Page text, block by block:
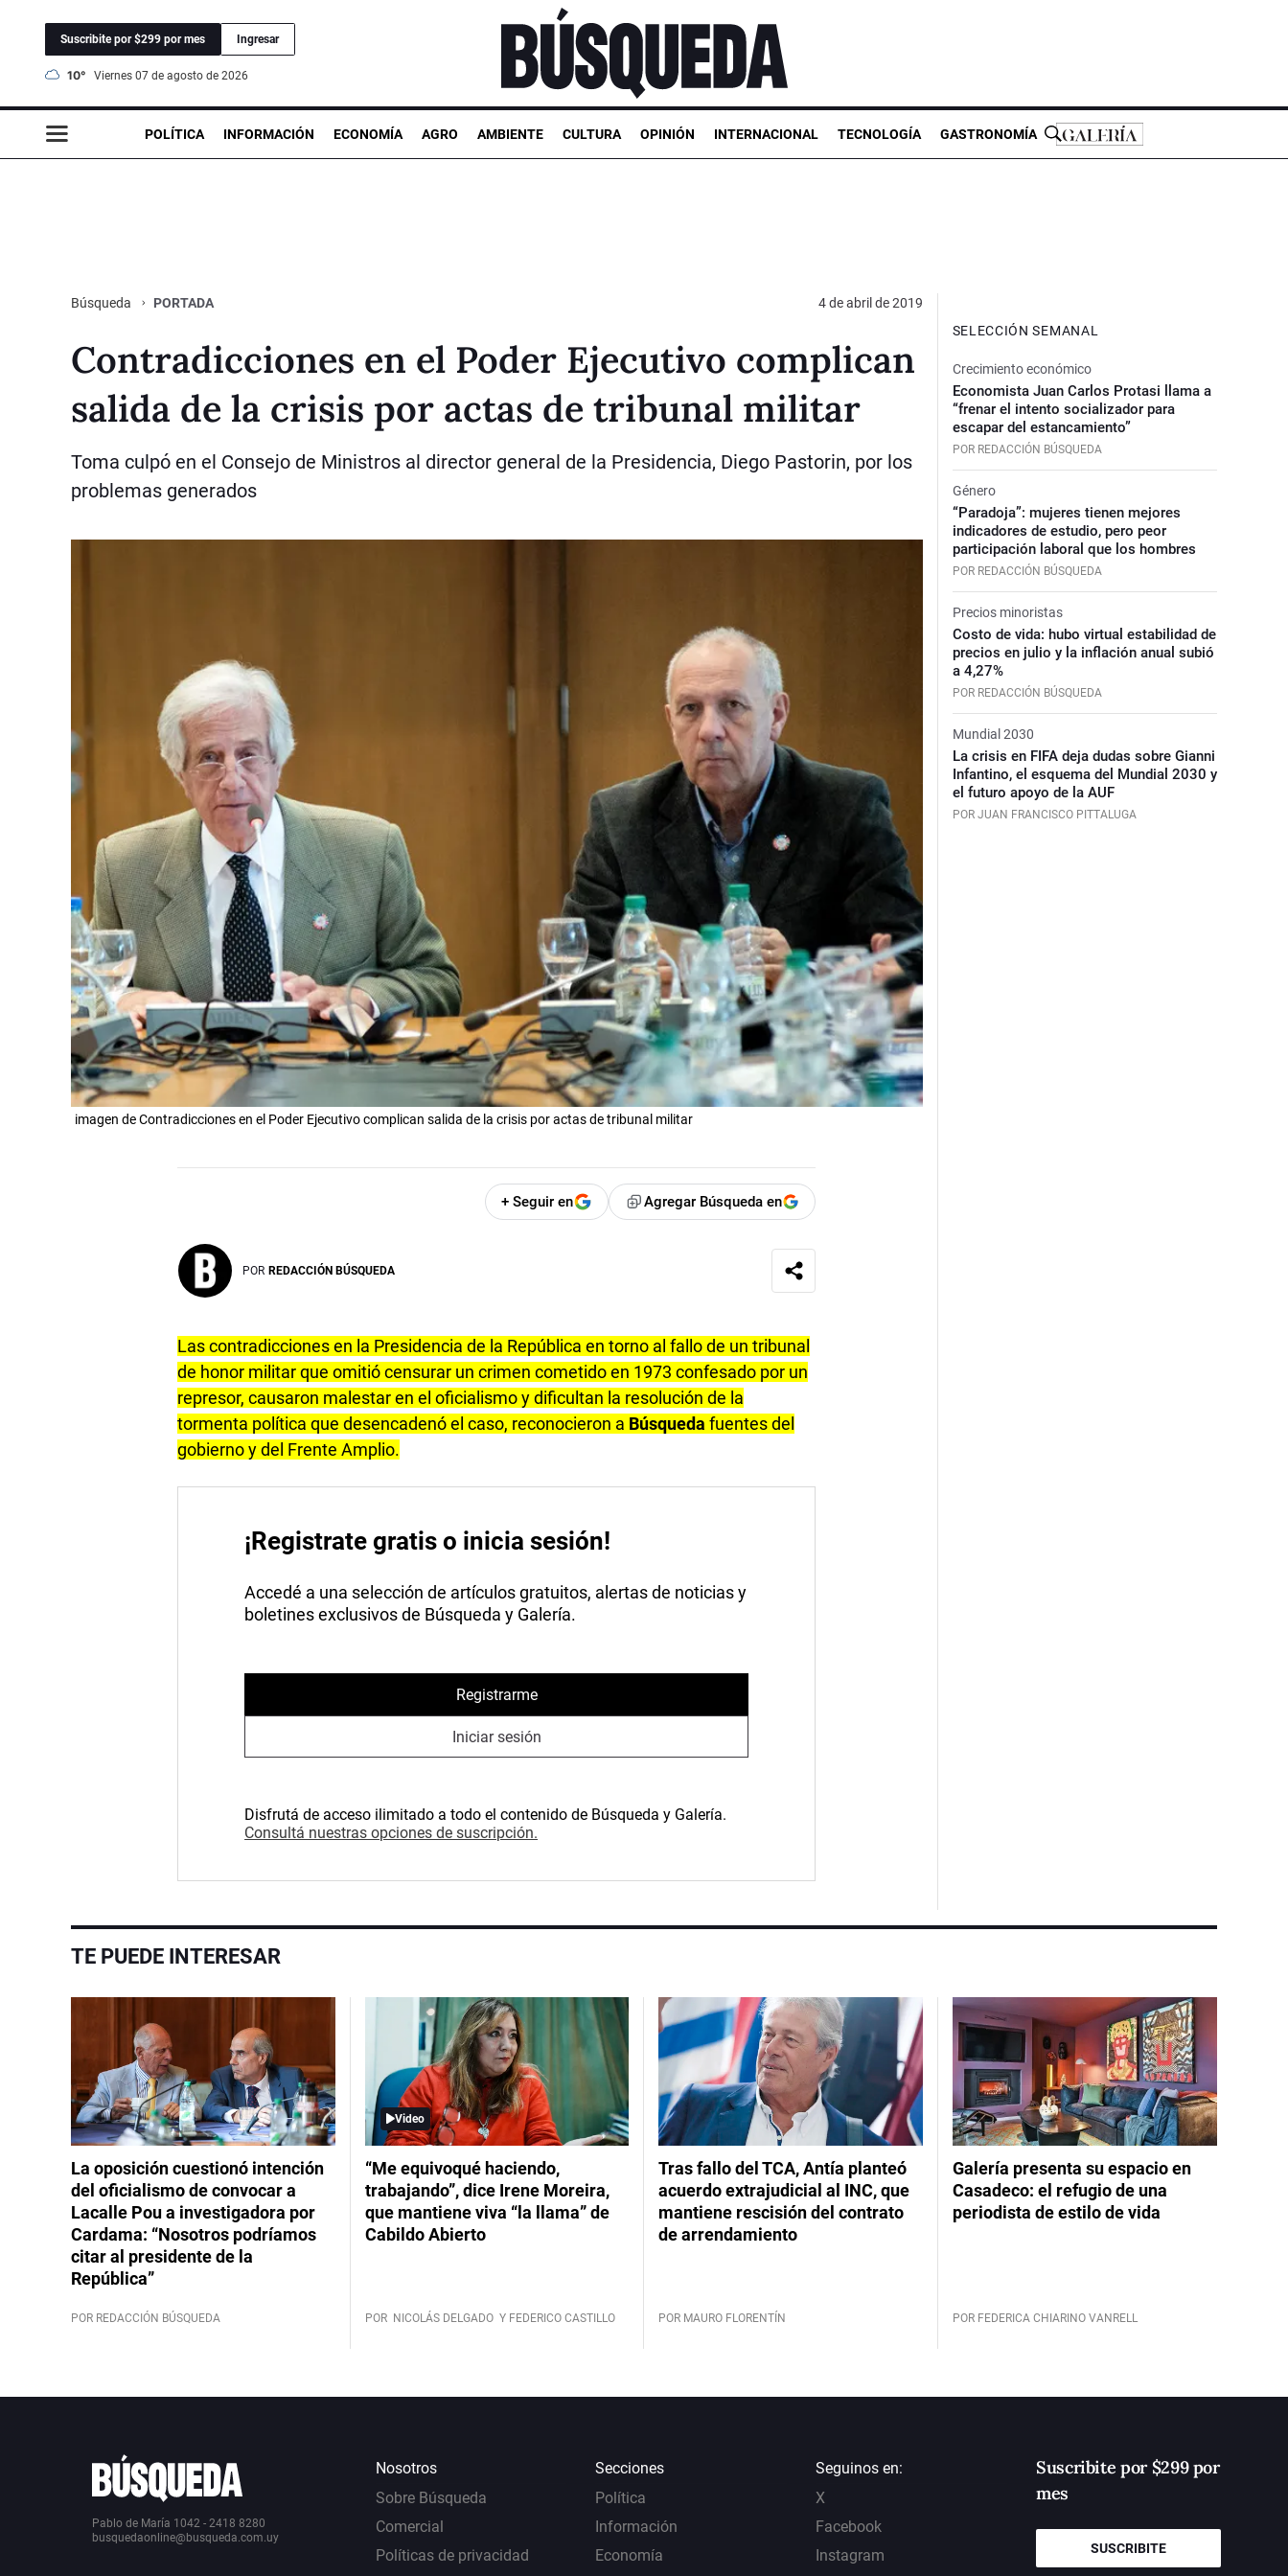
Suscribite por $299 por mes Ingresar
10° viernes 07 de agosto de 2026
POLÍTICA INFORMACIÓN ECONOMÍA AGRO AMBIENTE CULTURA OPINIÓN INTERNACIONAL TECNOLOGÍA GASTRONOMÍA
Búsqueda PORTADA 4 de abril de 2019
Contradicciones en el Poder Ejecutivo complican
salida de la crisis por actas de tribunal militar
Toma culpó en el Consejo de Ministros al director general de la Presidencia, Diego Pastorin, por los
problemas generados
imagen de Contradicciones en el Poder Ejecutivo complican salida de la crisis por actas de tribunal militar
+ Seguir en Agregar Búsqueda en
POR REDACCIÓN BÚSQUEDA
Las contradicciones en la Presidencia de la República en torno al fallo de un tribunal
de honor militar que omitió censurar un crimen cometido en 1973 confesado por un
represor, causaron malestar en el oficialismo y dificultan la resolución de la
tormenta política que desencadenó el caso, reconocieron a Búsqueda fuentes del
gobierno y del Frente Amplio.
¡Registrate gratis o inicia sesión!
Accedé a una selección de artículos gratuitos, alertas de noticias y
boletines exclusivos de Búsqueda y Galería.
Registrarme
Iniciar sesión
Disfrutá de acceso ilimitado a todo el contenido de Búsqueda y Galería.
Consultá nuestras opciones de suscripción.
SELECCIÓN SEMANAL
Crecimiento económico
Economista Juan Carlos Protasi llama a
“frenar el intento socializador para
escapar del estancamiento”
POR REDACCIÓN BÚSQUEDA
Género
“Paradoja”: mujeres tienen mejores
indicadores de estudio, pero peor
participación laboral que los hombres
POR REDACCIÓN BÚSQUEDA
Precios minoristas
Costo de vida: hubo virtual estabilidad de
precios en julio y la inflación anual subió
a 4,27%
POR REDACCIÓN BÚSQUEDA
Mundial 2030
La crisis en FIFA deja dudas sobre Gianni
Infantino, el esquema del Mundial 2030 y
el futuro apoyo de la AUF
POR JUAN FRANCISCO PITTALUGA
TE PUEDE INTERESAR
La oposición cuestionó intención
del oficialismo de convocar a
Lacalle Pou a investigadora por
Cardama: “Nosotros podríamos
citar al presidente de la
República”
POR REDACCIÓN BÚSQUEDA
Video
“Me equivoqué haciendo,
trabajando”, dice Irene Moreira,
que mantiene viva “la llama” de
Cabildo Abierto
POR NICOLÁS DELGADO Y FEDERICO CASTILLO
Tras fallo del TCA, Antía planteó
acuerdo extrajudicial al INC, que
mantiene rescisión del contrato
de arrendamiento
POR MAURO FLORENTÍN
Galería presenta su espacio en
Casadeco: el refugio de una
periodista de estilo de vida
POR FEDERICA CHIARINO VANRELL
Pablo de María 1042 - 2418 8280
busquedaonline@busqueda.com.uy
Nosotros
Sobre Búsqueda
Comercial
Políticas de privacidad
Secciones
Política
Información
Economía
Seguinos en:
X
Facebook
Instagram
Suscribite por $299 por
mes
SUSCRIBITE